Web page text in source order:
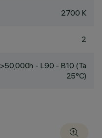
2700 K
2
>50,000h - L90 - B10 (Ta
25°C)